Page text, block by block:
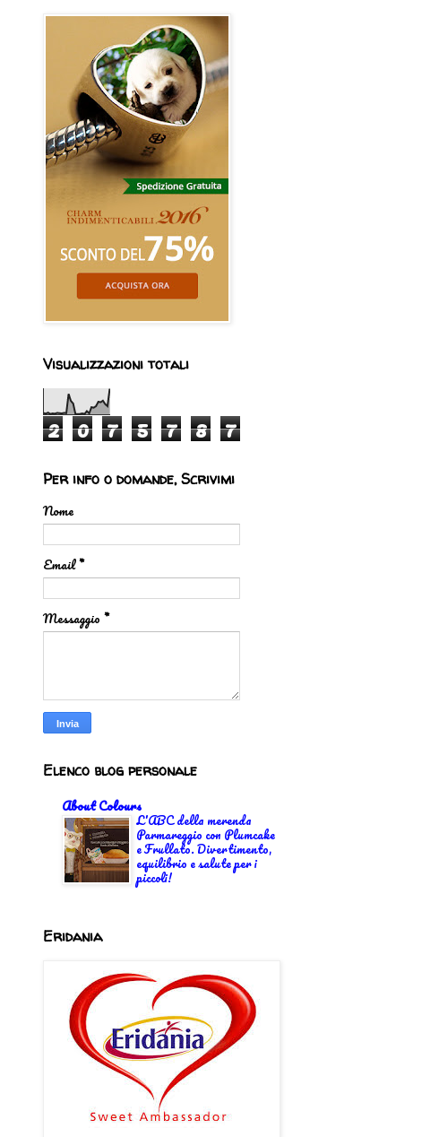
Visualizzazioni totali
2 0 7 5 7 8 7
Per info o domande, Scrivimi
Nome
Email*
Messaggio *
Elenco blog personale
About Colours
L'ABC della merenda
Parmareggio con Plumcake
e Frullato. Divertimento,
equilibrio e salute per i
piccoli!
Eridania